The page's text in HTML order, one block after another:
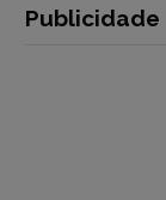
Publicidade